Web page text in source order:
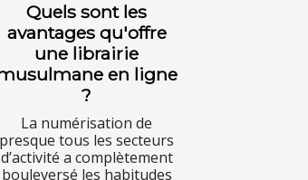
Quels sont les
avantages qu'offre
une librairie
en ligne
?
La numérisation de
presque tous les secteurs
d’activité a complètement
bouleversé les habitudes